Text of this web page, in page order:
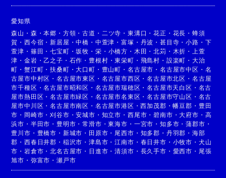
愛知県
森山 ・ 森 ・本郷 ・ 方領 ・古道 ・ 二ツ寺 ・ 東溝口 ・花正 ・ 花長 ・ 蜂須
賀 ・西今宿 ・新居屋 ・中橋 ・ 中萱津 ・富塚 ・ 丹波 ・ 甚目寺 ・小路 ・ 下
萱津 ・ 篠田 ・七宝町 ・坂牧 ・ 栄 ・ 小橋方 ・ 木田 ・北苅 ・ 木折 ・
上萱
津 ・金岩 ・乙之子 ・ 石作 ・ 豊根村 ・東栄町 ・ 飛島村 ・ 設楽町 ・ 大治
町 ・蟹江町 ・扶桑町 ・大口町 ・ 豊山町 ・ 名古屋市 ・ 名古屋市中区 ・ 名
古屋市中村区 ・名古屋市東区 ・ 名古屋市西区 ・名古屋市北区 ・ 名古屋
市千種区 ・名古屋市昭和区 ・ 名古屋市瑞穂区 ・名古屋市天白区 ・ 名古
屋市熱田区 ・名古屋市緑区 ・ 名古屋市名東区 ・名古屋市守山区 ・ 名古
屋市中川区 ・名古屋市南区 ・ 名古屋市港区 ・西加茂郡 ・幡豆郡 ・ 豊田
市 ・ 岡崎市 ・刈谷市 ・安城市 ・ 知立市 ・ 西尾市 ・碧南市 ・大府市 ・ 高
浜市 ・ 半田市 ・ 豊明市 ・常滑市 ・東海市 ・ 一宮市 ・ 知多市 ・蒲郡市 ・
豊川市 ・ 豊橋市 ・ 新城市 ・ 田原市 ・ 尾西市 ・ 知多郡 ・ 丹羽郡 ・ 海部
郡 ・西春日井郡 ・ 稲沢市 ・津島市 ・江南市 ・ 春日井市 ・ 小牧市 ・ 犬山
市 ・岩倉市 ・北名古屋市 ・ 日進市 ・清須市 ・ 長久手市 ・ 愛西市 ・ 尾張
旭市 ・ 弥富市 ・瀬戸市